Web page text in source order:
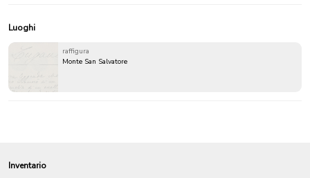
Luoghi
raffigura
Monte San Salvatore
Inventario